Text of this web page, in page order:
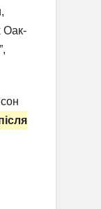
Оак-